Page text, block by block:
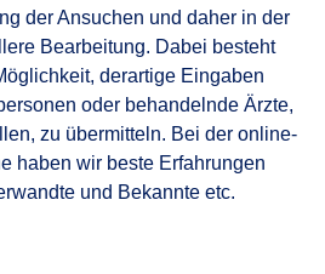
der Ansuchen und daher in der
Bearbeitung. Dabei besteht
derartige Eingaben
oder behandelnde Ärzte,
zu übermitteln. Bei der online-
haben wir beste Erfahrungen
und Bekannte etc.